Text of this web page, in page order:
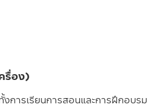
รื่อง)
ารเรียนการสอนและการฝึกอบรม